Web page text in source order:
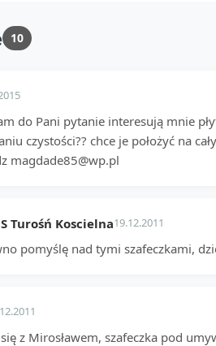
10
do Pani pytanie interesują mnie
czystości?? chce je położyć na
magdade85@wp.pl
Turośń Koscielna19.12.2011
pomyślę nad tymi szafeczkami,
z Mirosławem, szafeczka pod